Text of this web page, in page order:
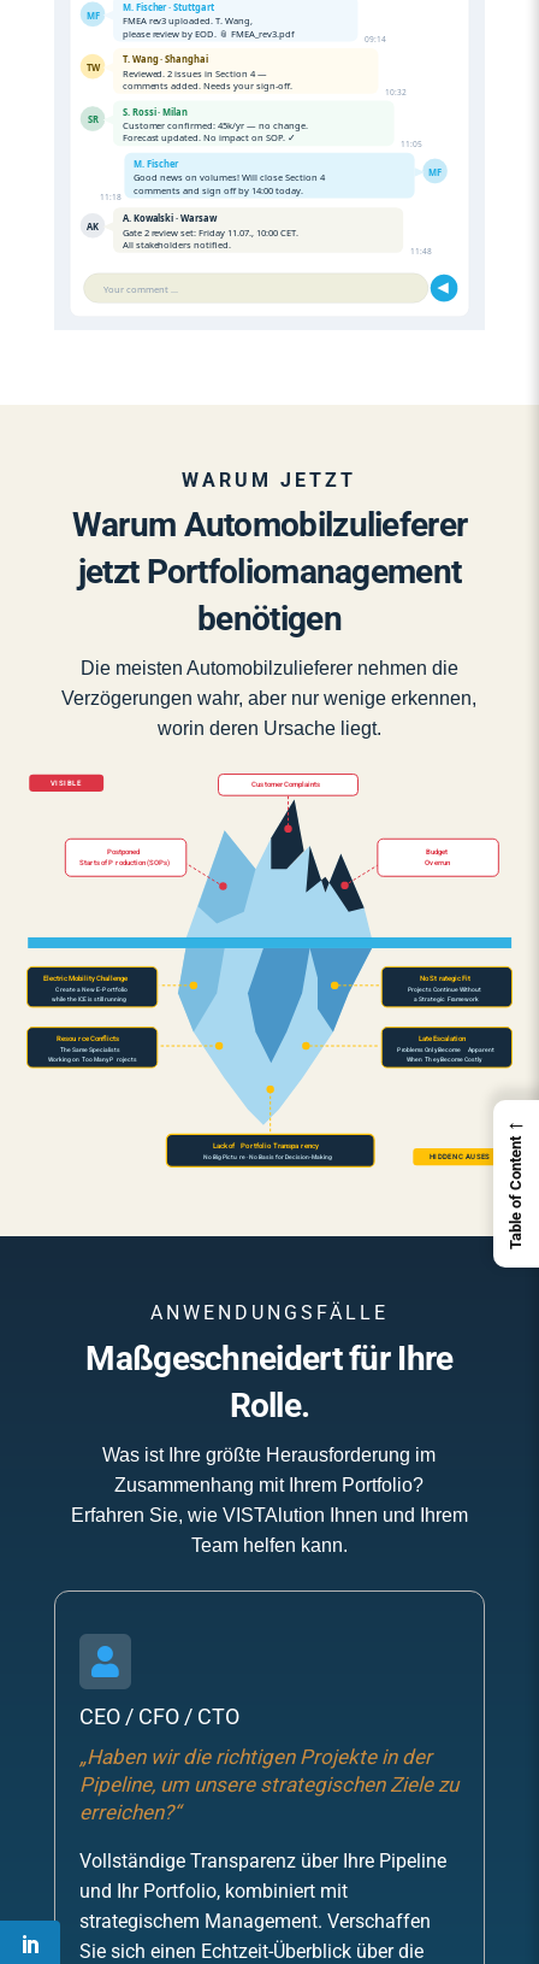
MF
M. Fischer · Stuttgart
FMEA rev3 uploaded. T. Wang,
please review by EOD. 📎 FMEA_rev3.pdf
09:14
TW
T. Wang · Shanghai
Reviewed. 2 issues in Section 4 —
comments added. Needs your sign-off.
10:32
SR
S. Rossi · Milan
Customer confirmed: 45k/yr — no change.
Forecast updated. No impact on SOP. ✓
11:05
MF
M. Fischer
Good news on volumes! Will close Section 4
comments and sign off by 14:00 today.
11:18
AK
A. Kowalski · Warsaw
Gate 2 review set: Friday 11.07., 10:00 CET.
All stakeholders notified.
11:48
Your comment ...
WARUM JETZT
Warum Automobilzulieferer
jetzt Portfoliomanagement
benötigen
Die meisten Automobilzulieferer nehmen die
Verzögerungen wahr, aber nur wenige erkennen,
worin deren Ursache liegt.
VISIBLE
Postponed
Starts of P roduction (SOPs)
Budget
Overrun
Customer Complaints
HIDDEN C AUSES
Electric Mobility Challenge
Create a New E-Portfolio
while the ICE is still running
Resou rce Conflicts
The Same Specialists
Working on Too Many P rojects
No St rategic Fit
Projects Continue Without
a Strategic Framework
Late Escalation
Problems Only Become Apparent
When They Become Costly
Lack of PortfolioTranspa rency
No Big Pictu re · No Basis for Decision-Making
ANWENDUNGSFÄLLE
Maßgeschneidert für Ihre
Rolle.
Was ist Ihre größte Herausforderung im
Zusammenhang mit Ihrem Portfolio?
Erfahren Sie, wie VISTAlution Ihnen und Ihrem
Team helfen kann.

CEO / CFO / CTO
„Haben wir die richtigen Projekte in der
Pipeline, um unsere strategischen Ziele zu
erreichen?“
Vollständige Transparenz über Ihre Pipeline
und Ihr Portfolio, kombiniert mit
strategischem Management. Verschaffen
Sie sich einen Echtzeit-Überblick über die
←
Table of Content